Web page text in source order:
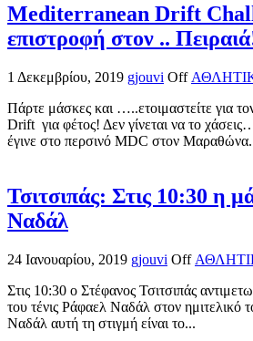
Mediterranean Drift
επιστροφή στον ..
1 Δεκεμβρίου, 2019 gjouvi Off
Πάρτε μάσκες και …..ετοιμαστείτε για
Drift για φέτος! Δεν γίνεται να το
έγινε στο περσινό MDC στον
Τσιτσιπάς: Στις 10:30 η
Ναδάλ
24 Ιανουαρίου, 2019 gjouvi Off
Στις 10:30 ο Στέφανος Τσιτσιπάς
του τένις Ράφαελ Ναδάλ στον
Ναδάλ αυτή τη στιγμή είναι το...